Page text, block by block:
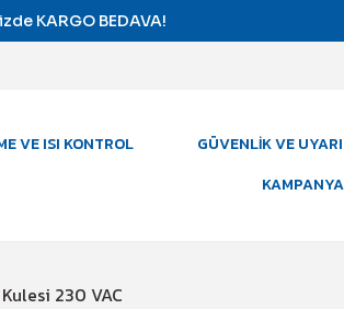
KARGO BEDAVA!
VE ISI KONTROL
GÜVENLIK VE
230 VAC